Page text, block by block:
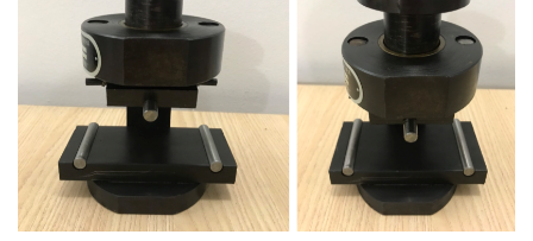
BỘ XUYÊN ĐỘNG DCP HIỆN TRƯỜNG